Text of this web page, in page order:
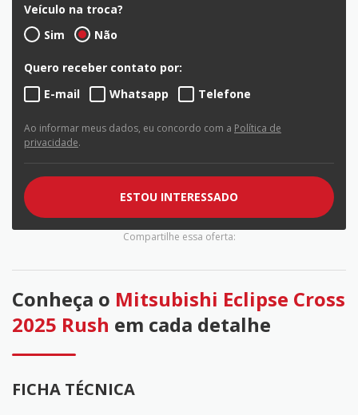
Veículo na troca?
Sim
Não
Quero receber contato por:
E-mail
Whatsapp Telefone
Ao informar meus dados, eu concordo com a Política de
privacidade.
ESTOU INTERESSADO
Compartilhe essa oferta:
Conheça o Mitsubishi Eclipse Cross
2025 Rush em cada detalhe
FICHA TÉCNICA